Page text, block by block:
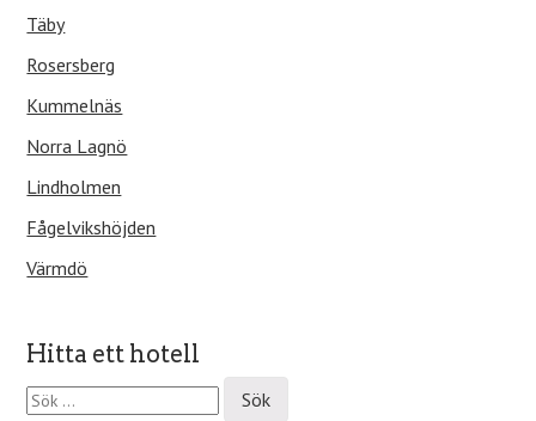
Täby
Rosersberg
Kummelnäs
Norra Lagnö
Lindholmen
Fågelvikshöjden
Värmdö
Hitta ett hotell
S
ö